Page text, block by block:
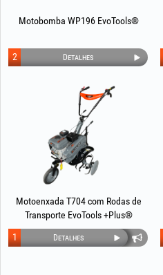
Motobomba WP196 EvoTools®
Detalhes
2
Motoenxada T704 com Rodas de
Transporte EvoTools +Plus®
Detalhes
1